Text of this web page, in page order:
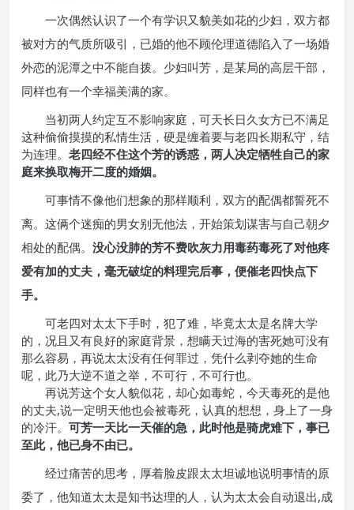
一次偶然认识了一个有学识又貌美如花的少妇，双方都
被对方的气质所吸引，已婚的他不顾伦理道德陷入了一场婚
外恋的泥潭之中不能自拨。少妇叫芳，是某局的高层干部，
同样也有一个幸福美满的家。
当初两人约定互不影响家庭，可天长日久女方已不满足
这种偷偷摸摸的私情生活，硬是缠着要与老四长期私守，结
为连理。 老四经不住这个芳的诱惑，两人决定牺牲自己的家
庭来换取梅开二度的婚姻。
可事情不像他们想象的那样顺利，双方的配偶都誓死不
离。这俩个迷痴的男女别无他法，开始策划谋害与自己朝夕
相处的配偶。 没心没肺的芳不费吹灰力用毒药毒死了对他疼
爱有加的丈夫，毫无破绽的料理完后事，便催老四快点下
手。
可老四对太太下手时，犯了难，毕竟太太是名牌大学
的，况且又有良好的家庭背景，想瞒天过海的害死她可没有
那么容易，再说太太没有任何罪过，凭什么剥夺她的生命
呢，此乃大逆不道之举，不可行，不可行也。
再说芳这个女人貌似花，却心如毒蛇，今天毒死的是他
的丈夫,说一定明天他也会被毒死，认真的想想，身上了一身
的冷汗。 可芳一天比一天催的急，此时他是骑虎难下，事已
至此，他已身不由已。
经过痛苦的思考，厚着脸皮跟太太坦诚地说明事情的原
委了，他知道太太是知书达理的人，认为太太会自动退出,成